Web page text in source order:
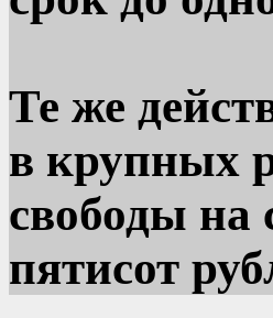
Те же
в крупных
свободы на
пятисот